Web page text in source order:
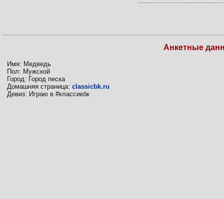
Анкетные
Имя: Медведь
Пол: Мужской
Город: Город песка
Домашняя страница: classicbk.ru
Девиз: Играю в #классикбк